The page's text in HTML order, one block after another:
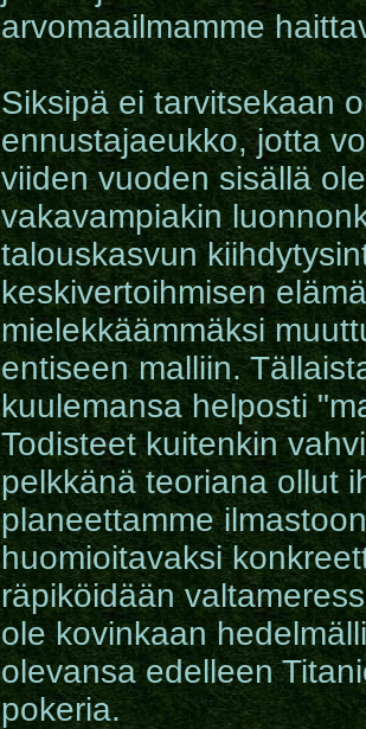
arvomaailmamme
Siksipä ei tarvitsekaan
ennustajaeukko, jotta
viiden vuoden sisällä
vakavampiakin
talouskasvun
keskivertoihmisen
mielekkäämmäksi
entiseen malliin.
kuulemansa helposti
Todisteet kuitenkin
pelkkänä teoriana ollut
planeettamme
huomioitavaksi
räpiköidään
ole kovinkaan
olevansa edelleen
pokeria.